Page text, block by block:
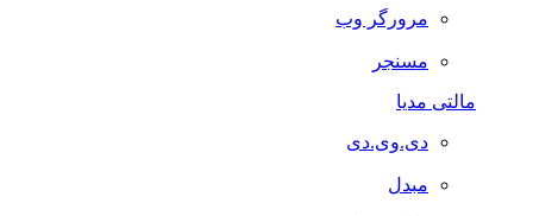
مرورگر وب
مسنجر
مالتی مدیا
دی.وی.دی
مبدل